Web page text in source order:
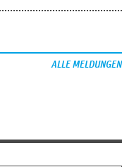
ALLE MELDUNGEN